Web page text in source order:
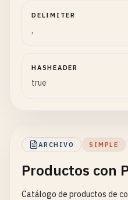
DELIMITER
,
HASHEADER
true
ARCHIVO SIMPLE
Productos con
Catálogo de productos de